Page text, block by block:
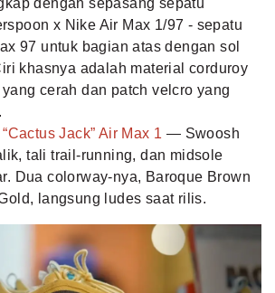
dengan sepasang sepatu
x Nike Air Max 1/97 - sepatu
97 untuk bagian atas dengan sol
khasnya adalah material corduroy
cerah dan patch velcro yang
Jack” Air Max 1 — Swoosh
tali trail‑running, dan midsole
Dua colorway-nya, Baroque Brown
langsung ludes saat rilis.